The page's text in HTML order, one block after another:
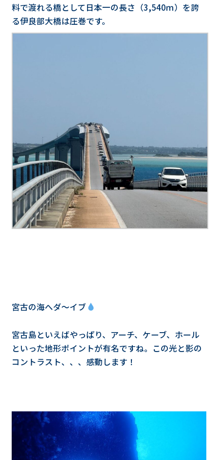
料で渡れる橋として日本一の長さ（3,540ｍ）を誇
る伊良部大橋は圧巻です。
宮古の海へダ～イブ
宮古島といえばやっぱり、アーチ、ケーブ、ホール
といった地形ポイントが有名ですね。この光と影の
コントラスト、、、感動します！